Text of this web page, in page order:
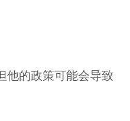
他的政策可能会导致